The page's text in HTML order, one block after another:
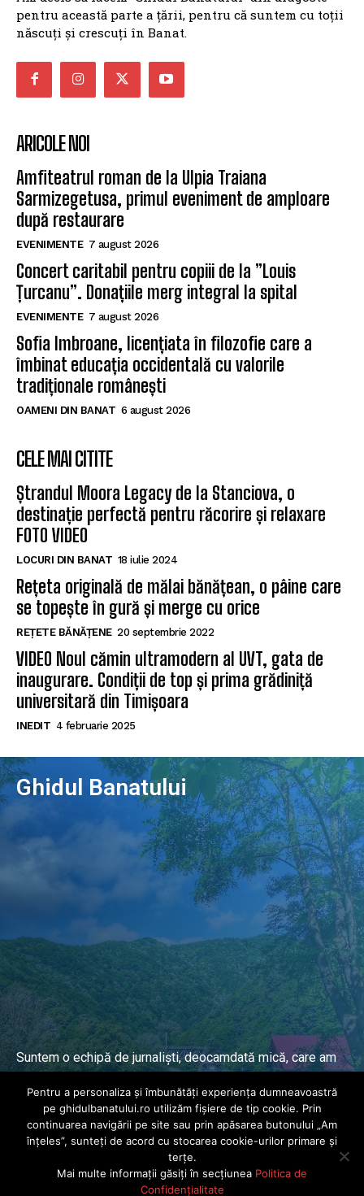
pentru această parte a țării, pentru că suntem cu toții
născuți și crescuți în Banat.
ARICOLE NOI
Amfiteatrul roman de la Ulpia Traiana
Sarmizegetusa, primul eveniment de amploare
după restaurare
EVENIMENTE 7 august 2026
Concert caritabil pentru copiii de la ”Louis
Țurcanu”. Donațiile merg integral la spital
EVENIMENTE 7 august 2026
Sofia Imbroane, licențiata în filozofie care a
îmbinat educația occidentală cu valorile
tradiționale românești
OAMENI DIN BANAT 6 august 2026
CELE MAI CITITE
Ștrandul Moora Legacy de la Stanciova, o
destinație perfectă pentru răcorire și relaxare
FOTO VIDEO
LOCURI DIN BANAT 18 iulie 2024
Rețeta originală de mălai bănățean, o pâine care
se topește în gură și merge cu orice
REȚETE BĂNĂȚENE 20 septembrie 2022
VIDEO Noul cămin ultramodern al UVT, gata de
inaugurare. Condiții de top și prima grădiniță
universitară din Timișoara
INEDIT 4 februarie 2025
Ghidul Banatului
Suntem o echipă de jurnaliști, deocamdată mică, care am
lucrat și lucrăm în presa locală și națională de mai mulți
ani.
© Ghidul Banatului 2025. Toate drepturile rezervate · Dezvoltat de
Pentru a personaliza și îmbunătăți experiența dumneavoastră
pe ghidulbanatului.ro utilizăm fișiere de tip cookie. Prin
continuarea navigării pe site sau prin apăsarea butonului „Am
înțeles”, sunteți de acord cu stocarea cookie-urilor primare și
terțe.
Mai multe informații găsiți în secțiunea Politica de
Confidențialitate